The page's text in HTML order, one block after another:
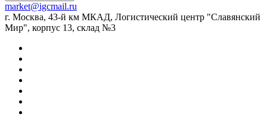
market@igcmail.ru
г. Москва, 43-й км МКАД, Логистический центр "Славянский
Мир", корпус 13, склад №3